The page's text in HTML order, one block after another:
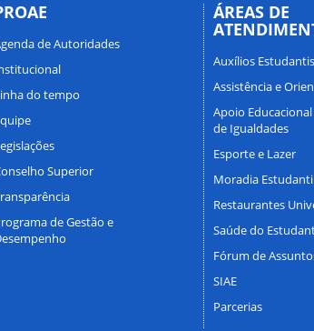
de Autoridades
do tempo
Superior
de Gestão e
ÁREAS DE
Auxílios Estudantis
Assistência e
Apoio
de Igualdades
Esporte e Lazer
Moradia
Restaurantes
Saúde do
Fórum de
SIAE
Parcerias